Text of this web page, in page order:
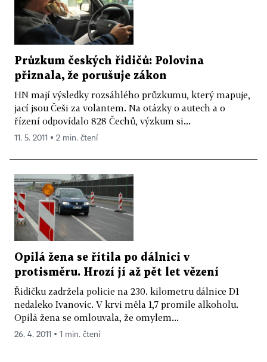
Průzkum českých řidičů: Polovina
přiznala, že porušuje zákon
HN mají výsledky rozsáhlého průzkumu, který mapuje,
jací jsou Češi za volantem. Na otázky o autech a o
řízení odpovídalo 828 Čechů, výzkum si...
11. 5. 2011 ▪ 2 min. čtení
Opilá žena se řítila po dálnici v
protisměru. Hrozí jí až pět let vězení
Řidičku zadržela policie na 230. kilometru dálnice D1
nedaleko Ivanovic. V krvi měla 1,7 promile alkoholu.
Opilá žena se omlouvala, že omylem...
26. 4. 2011 ▪ 1 min. čtení